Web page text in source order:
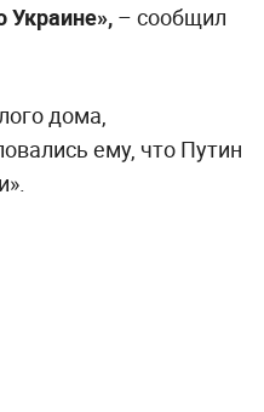
Украине», – сообщил
дома,
ему, что Путин